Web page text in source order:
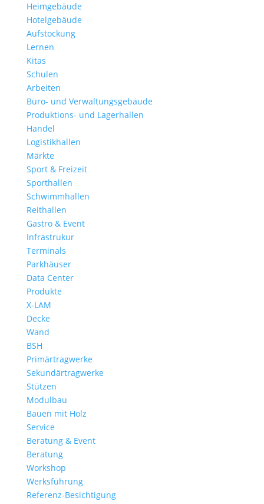
Heimgebäude
Hotelgebäude
Aufstockung
Lernen
Kitas
Schulen
Arbeiten
Büro- und Verwaltungs­gebäude
Produktions- und Lagerhallen
Handel
Logistikhallen
Märkte
Sport & Freizeit
Sporthallen
Schwimmhallen
Reithallen
Gastro & Event
Infrastrukur
Terminals
Parkhäuser
Data Center
Produkte
X-LAM
Decke
Wand
BSH
Primärtragwerke
Sekundärtragwerke
Stützen
Modulbau
Bauen mit Holz
Service
Beratung & Event
Beratung
Workshop
Werksführung
Referenz-Besichtigung